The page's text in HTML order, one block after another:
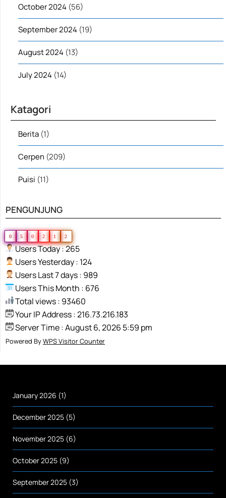
October 2024 (56)
September 2024 (19)
August 2024 (13)
July 2024 (14)
Katagori
Berita (1)
Cerpen (209)
Puisi (11)
PENGUNJUNG
0 5 0 2 1 2
Users Today : 265
Users Yesterday : 124
Users Last 7 days : 989
Users This Month : 676
Total views : 93460
Your IP Address : 216.73.216.183
Server Time : August 6, 2026 5:59 pm
Powered ByWPS Visitor Counter
January 2026 (1)
December 2025 (5)
November 2025 (6)
October 2025 (9)
September 2025 (3)